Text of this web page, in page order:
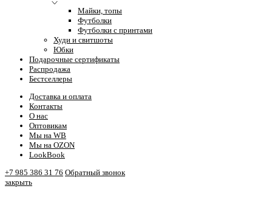
Майки, топы
Футболки
Футболки с принтами
Худи и свитшоты
Юбки
Подарочные сертификаты
Распродажа
Бестселлеры
Доставка и оплата
Контакты
О нас
Оптовикам
Мы на WB
Мы на OZON
LookBook
+7 985 386 31 76 Обратный звонок
закрыть